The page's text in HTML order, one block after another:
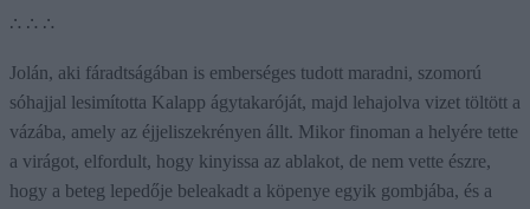
∴ ∴ ∴
Jolán, aki fáradtságában is emberséges tudott maradni, szomorú
sóhajjal lesimította Kalapp ágytakaróját, majd lehajolva vizet töltött a
vázába, amely az éjjeliszekrényen állt. Mikor finoman a helyére tette
a virágot, elfordult, hogy kinyissa az ablakot, de nem vette észre,
hogy a beteg lepedője beleakadt a köpenye egyik gombjába, és a